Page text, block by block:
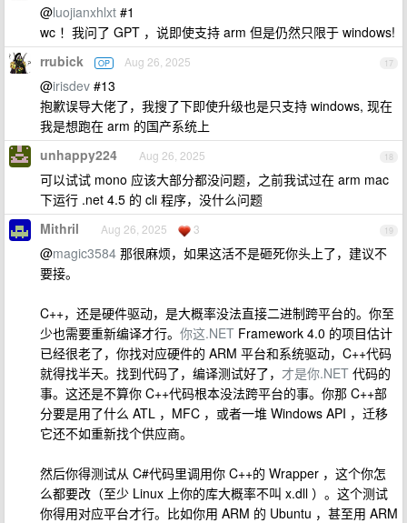
@luojianxhlxt #1
wc ！我问了 GPT ，说即使支持 arm 但是仍然只限于 windows!
17
rrubick OP Aug 26, 2025
@irisdev #13
抱歉误导大佬了，我搜了下即使升级也是只支持 windows, 现在
我是想跑在 arm 的国产系统上
18
unhappy224 Aug 26, 2025
可以试试 mono 应该大部分都没问题，之前我试过在 arm mac
下运行 .net 4.5 的 cli 程序，没什么问题
19
Mithril Aug 26, 2025 3
@magic3584 那很麻烦，如果这活不是砸死你头上了，建议不
要接。
C++，还是硬件驱动，是大概率没法直接二进制跨平台的。你至
少也需要重新编译才行。 你这.NET Framework 4.0 的项目估计
已经很老了，你找对应硬件的 ARM 平台和系统驱动，C++代码
就得找半天。找到代码了，编译测试好了， 才是你.NET 代码的
事。这还是不算你 C++代码根本没法跨平台的事。你那 C++部
分要是用了什么 ATL ，MFC ，或者一堆 Windows API ，迁移
它还不如重新找个供应商。
然后你得测试从 C#代码里调用你 C++的 Wrapper ，这个你怎
么都要改（至少 Linux 上你的库大概率不叫 x.dll ）。这个测试
你得用对应平台才行。比如你用 ARM 的 Ubuntu ，甚至用 ARM